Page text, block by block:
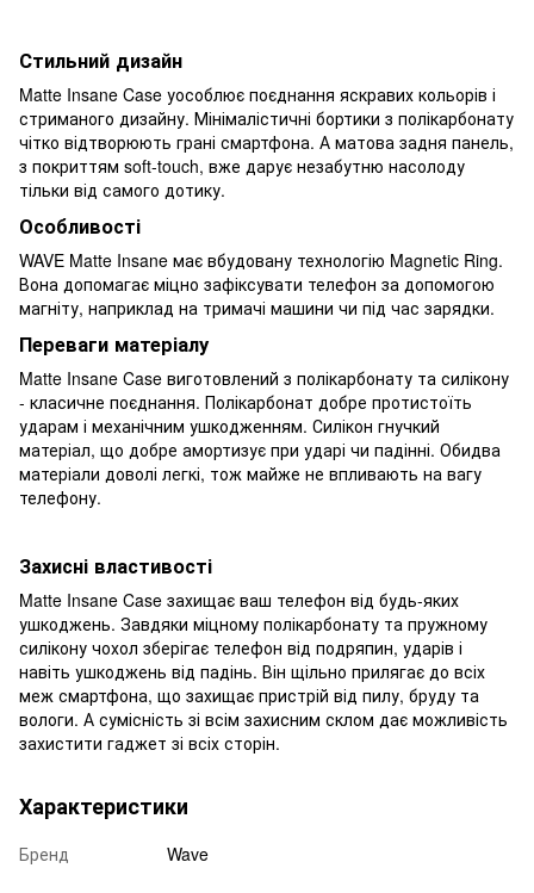
Стильний дизайн
Matte Insane Case уособлює поєднання яскравих кольорів і
стриманого дизайну. Мінімалістичні бортики з полікарбонату
чітко відтворюють грані смартфона. А матова задня панель,
з покриттям soft-touch, вже дарує незабутню насолоду
тільки від самого дотику.
Особливості
WAVE Matte Insane має вбудовану технологію Magnetic Ring.
Вона допомагає міцно зафіксувати телефон за допомогою
магніту, наприклад на тримачі машини чи під час зарядки.
Переваги матеріалу
Matte Insane Case виготовлений з полікарбонату та силікону
- класичне поєднання. Полікарбонат добре протистоїть
ударам і механічним ушкодженням. Силікон гнучкий
матеріал, що добре амортизує при ударі чи падінні. Обидва
матеріали доволі легкі, тож майже не впливають на вагу
телефону.
Захисні властивості
Matte Insane Case захищає ваш телефон від будь-яких
ушкоджень. Завдяки міцному полікарбонату та пружному
силікону чохол зберігає телефон від подряпин, ударів і
навіть ушкоджень від падінь. Він щільно прилягає до всіх
меж смартфона, що захищає пристрій від пилу, бруду та
вологи. А сумісність зі всім захисним склом дає можливість
захистити гаджет зі всіх сторін.
Характеристики
Бренд Wave